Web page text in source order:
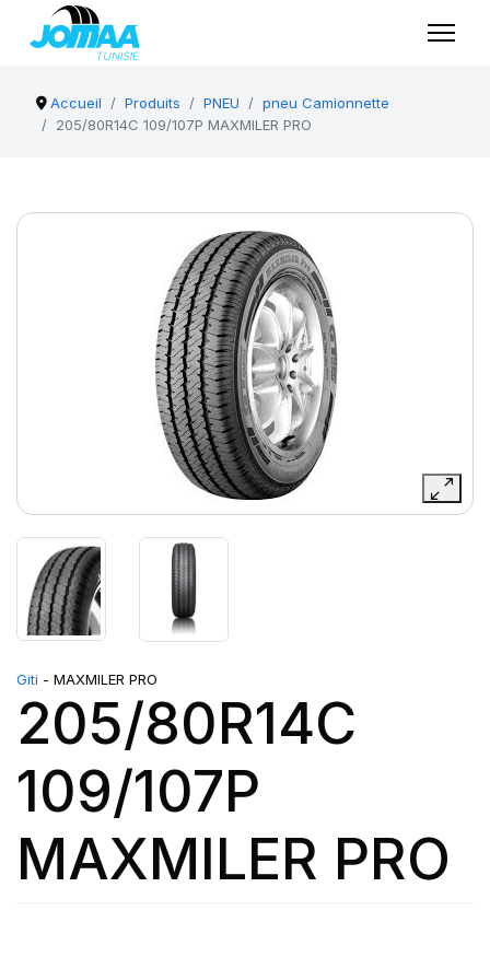
Accueil Produits PNEU
pneu Camionnette
205/80R14C 109/107P MAXMILER PRO
Giti - MAXMILER PRO
205/80R14C
109/107P
MAXMILER PRO